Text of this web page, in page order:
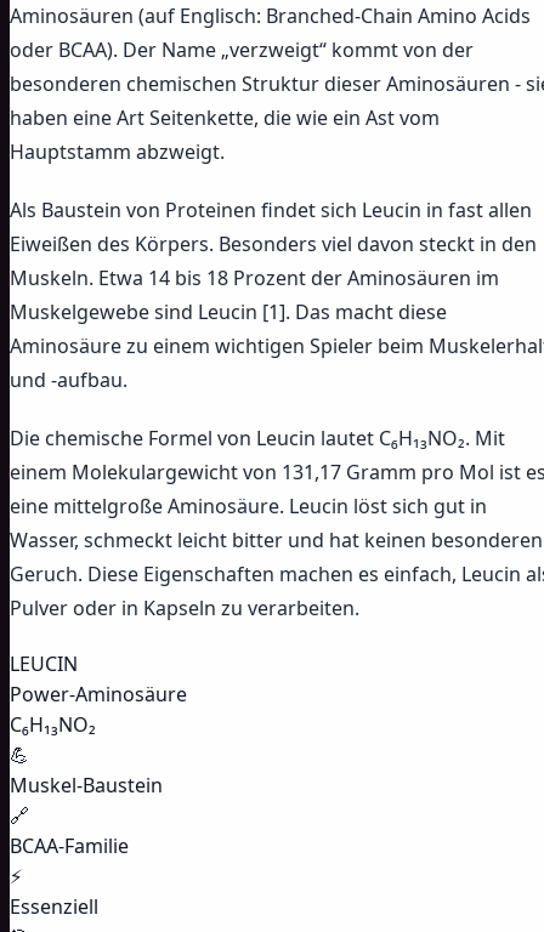
Aminosäuren (auf Englisch: Branched-Chain Amino Acids
oder BCAA). Der Name „verzweigt“ kommt von der
besonderen chemischen Struktur dieser Aminosäuren -
haben eine Art Seitenkette, die wie ein Ast vom
Hauptstamm abzweigt.
Als Baustein von Proteinen findet sich Leucin in fast allen
Eiweißen des Körpers. Besonders viel davon steckt in den
Muskeln. Etwa 14 bis 18 Prozent der Aminosäuren im
Muskelgewebe sind Leucin [1]. Das macht diese
Aminosäure zu einem wichtigen Spieler beim
und -aufbau.
Die chemische Formel von Leucin lautet C₆H₁₃NO₂. Mit
einem Molekulargewicht von 131,17 Gramm pro Mol ist
eine mittelgroße Aminosäure. Leucin löst sich gut in
Wasser, schmeckt leicht bitter und hat keinen besonderen
Geruch. Diese Eigenschaften machen es einfach, Leucin
Pulver oder in Kapseln zu verarbeiten.
LEUCIN
Power-Aminosäure
C₆H₁₃NO₂
💪
Muskel-Baustein
🔗
BCAA-Familie
⚡
Essenziell